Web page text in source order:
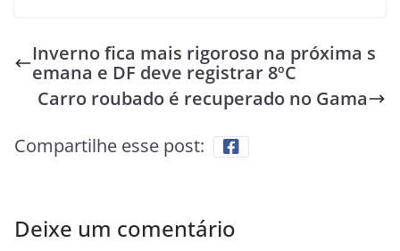
Inverno fica mais rigoroso na próxima s
emana e DF deve registrar 8ºC
Carro roubado é recuperado no Gama
Compartilhe esse post:
Deixe um comentário